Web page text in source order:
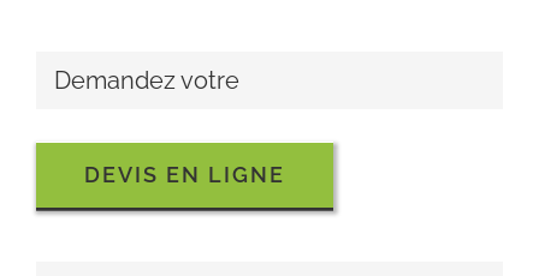
Demandez votre
DEVIS EN LIGNE